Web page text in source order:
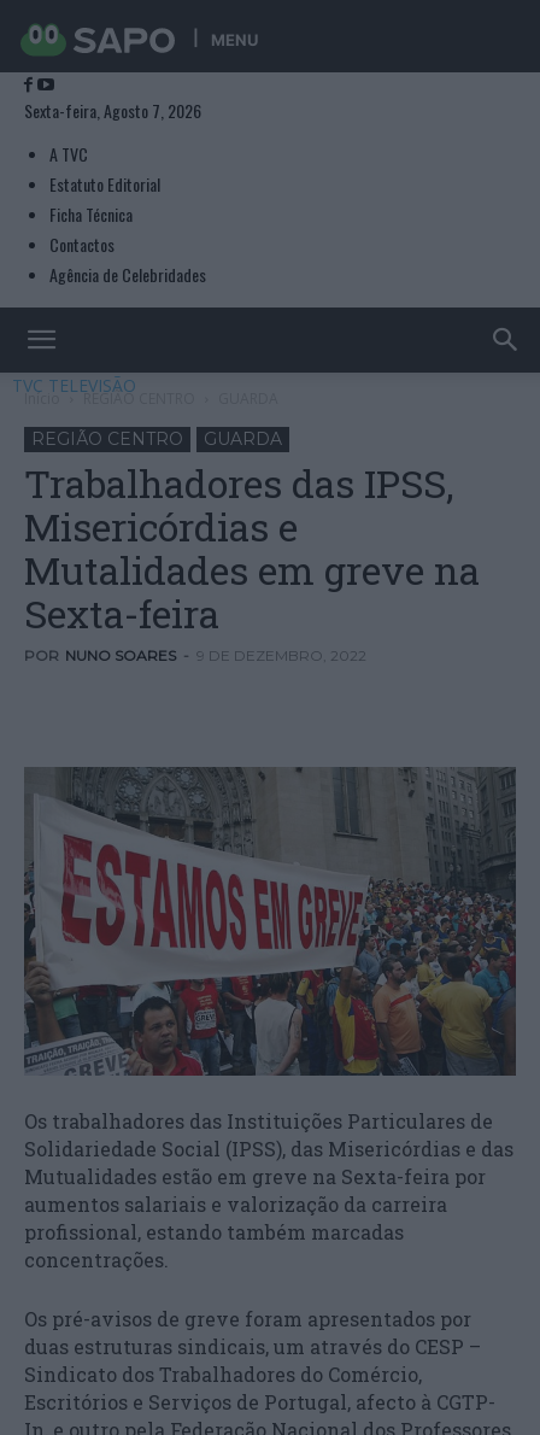
MENU
Sexta-feira, Agosto 7, 2026
A TVC
Estatuto Editorial
Ficha Técnica
Contactos
Agência de Celebridades
TVC TELEVISÃO
Início REGIÃO CENTRO
REGIÃO CENTRO GUARDA
Trabalhadores das IPSS,
Misericórdias e
Mutalidades em greve na
Sexta-feira
POR NUNO SOARES - 9 DE DEZEMBRO, 2022
Os trabalhadores das Instituições Particulares de
Solidariedade Social (IPSS), das Misericórdias e das
Mutualidades estão em greve na Sexta-feira por
aumentos salariais e valorização da carreira
profissional, estando também marcadas
concentrações.
Os pré-avisos de greve foram apresentados por
duas estruturas sindicais, um através do CESP –
Sindicato dos Trabalhadores do Comércio,
Escritórios e Serviços de Portugal, afecto à CGTP-
In, e outro pela Federação Nacional dos Professores